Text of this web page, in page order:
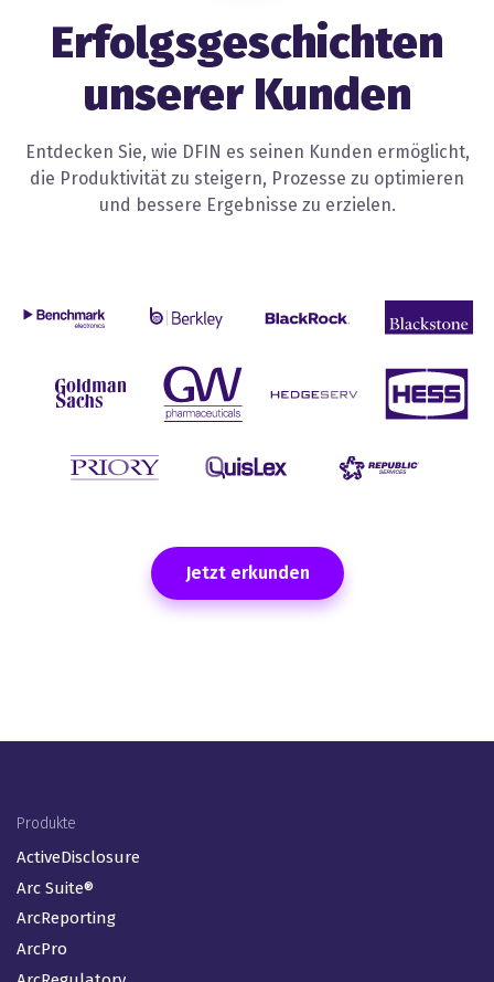
Erfolgsgeschichten
unserer Kunden
Entdecken Sie, wie DFIN es seinen Kunden ermöglicht,
die Produktivität zu steigern, Prozesse zu optimieren
und bessere Ergebnisse zu erzielen.
Jetzt erkunden
Footer Menu (DE)
Produkte
ActiveDisclosure
Arc Suite®
ArcReporting
ArcPro